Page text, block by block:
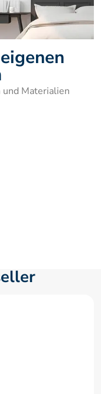
Materialien